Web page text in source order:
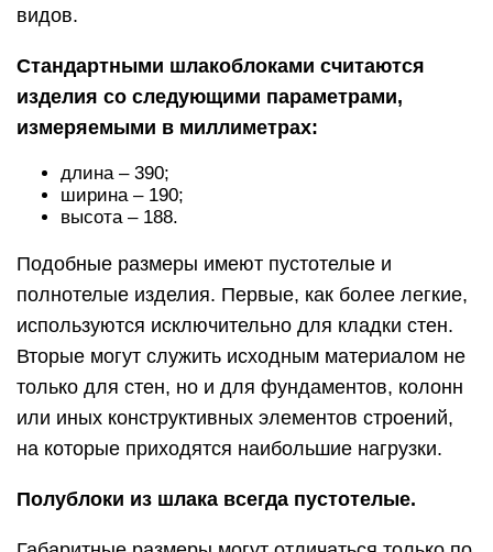
видов.
Стандартными шлакоблоками считаются
изделия со следующими параметрами,
измеряемыми в миллиметрах:
длина – 390;
ширина – 190;
высота – 188.
Подобные размеры имеют пустотелые и
полнотелые изделия. Первые, как более легкие,
используются исключительно для кладки стен.
Вторые могут служить исходным материалом не
только для стен, но и для фундаментов, колонн
или иных конструктивных элементов строений,
на которые приходятся наибольшие нагрузки.
Полублоки из шлака всегда пустотелые.